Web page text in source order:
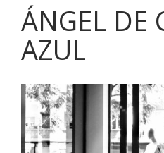
ÁNGEL DE
AZUL